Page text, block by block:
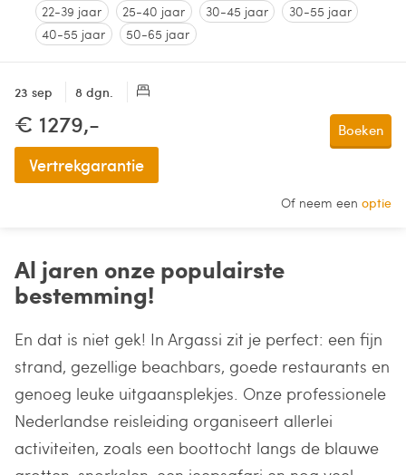
22-39 jaar 25-40 jaar 30-45 jaar
30-55 jaar
40-55 jaar
50-65 jaar
23 sep 8 dgn.
€ 1279,-
Vertrekgarantie
Boeken
Of neem een optie
Al jaren onze populairste
bestemming!
En dat is niet gek! In Argassi zit je perfect: een fijn
strand, gezellige beachbars, goede restaurants en
genoeg leuke uitgaansplekjes. Onze professionele
Nederlandse reisleiding organiseert allerlei
activiteiten, zoals een boottocht langs de blauwe